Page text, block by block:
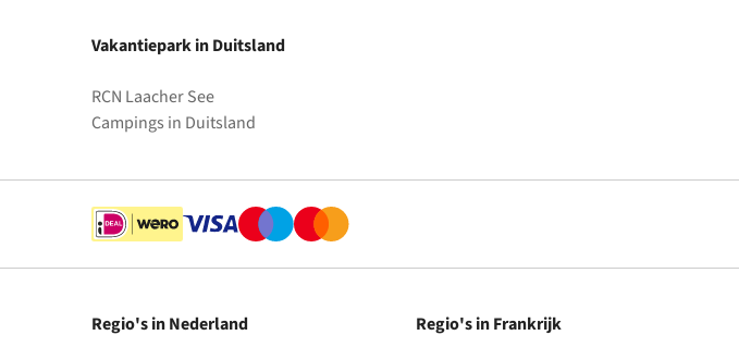
Vakantiepark in Duitsland
RCN Laacher See
Campings in Duitsland
Regio's in Nederland Regio's in Frankrijk